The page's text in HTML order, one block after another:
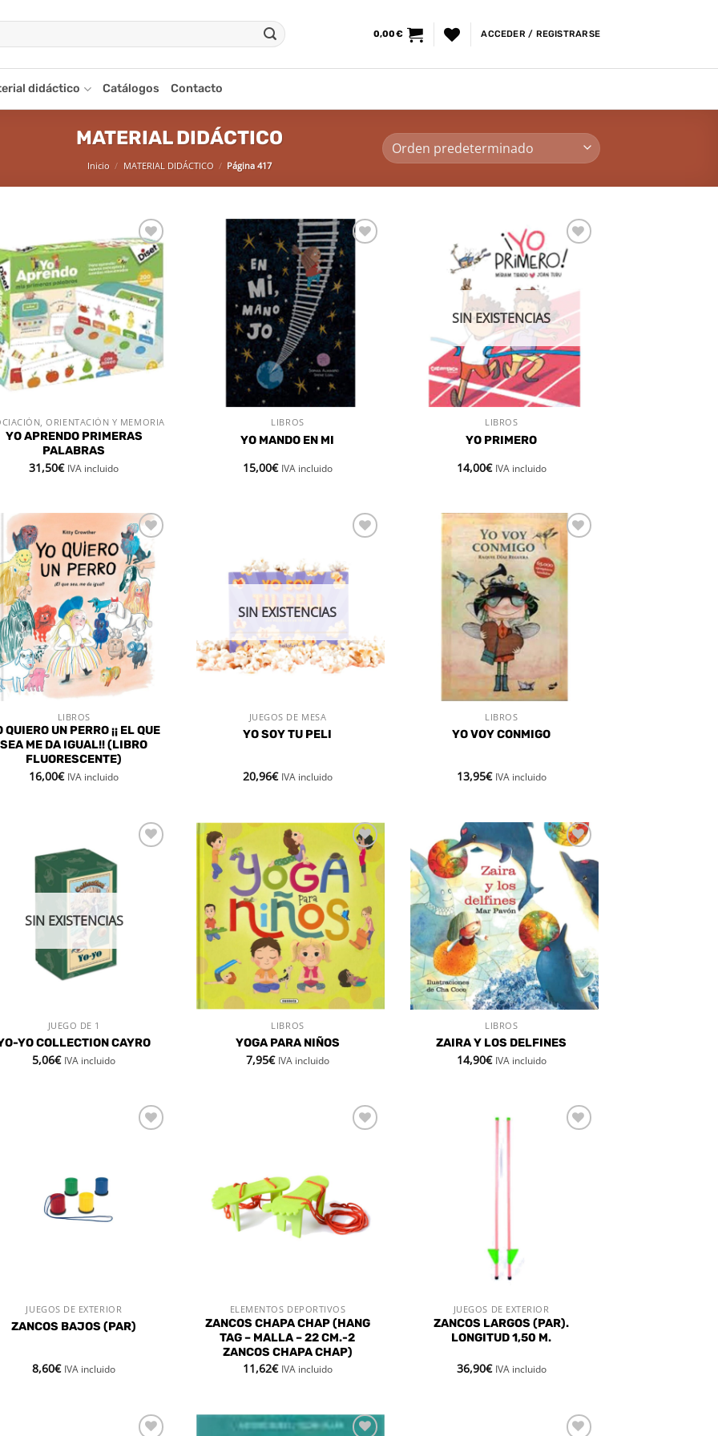
0,00€ ACCEDER / REGISTRARSE
didáctico Catálogos Contacto
MATERIAL DIDÁCTICO
Inicio / MATERIAL DIDÁCTICO / Página 417
Añadir
a la
lista de
deseos
VISTA RÁPIDA
ORIENTACIÓN Y MEMORIA
YO APRENDO PRIMERAS
PALABRAS
31,50€ IVA incluido
Añadir
a la
deseos
VISTA RÁPIDA
LIBROS
YO MANDO EN MI
15,00€ IVA incluido
Añadir
a la
lista de
deseos
VISTA RÁPIDA
SIN EXISTENCIAS
LIBROS
YO PRIMERO
14,00€ IVA incluido
Añadir
a la
lista de
deseos
VISTA RÁPIDA
LIBROS
QUIERO UN PERRO ¡¡ EL QUE
SEA ME DA IGUAL!! (LIBRO
FLUORESCENTE)
16,00€ IVA incluido
lista de
deseos
VISTA RÁPIDA
SIN EXISTENCIAS
JUEGOS DE MESA
YO SOY TU PELI
20,96€ IVA incluido
a la
deseos
VISTA RÁPIDA
LIBROS
YO VOY CONMIGO
13,95€ IVA incluido
VISTA RÁPIDA
SIN EXISTENCIAS
JUEGO DE 1
YO COLLECTION CAYRO
5,06€ IVA incluido
Añadir
a la
lista de
deseos
VISTA RÁPIDA
LIBROS
YOGA PARA NIÑOS
7,95€ IVA incluido
Añadir
a la
lista de
deseos
VISTA RÁPIDA
LIBROS
ZAIRA Y LOS DELFINES
14,90€ IVA incluido
VISTA RÁPIDA
JUEGOS DE EXTERIOR
ZANCOS BAJOS (PAR)
8,60€ IVA incluido
VISTA RÁPIDA
ELEMENTOS DEPORTIVOS
ZANCOS CHAPA CHAP (HANG
TAG – MALLA – 22 CM.-2
ZANCOS CHAPA CHAP)
11,62€ IVA incluido
VISTA RÁPIDA
JUEGOS DE EXTERIOR
ZANCOS LARGOS (PAR).
LONGITUD 1,50 M.
36,90€ IVA incluido